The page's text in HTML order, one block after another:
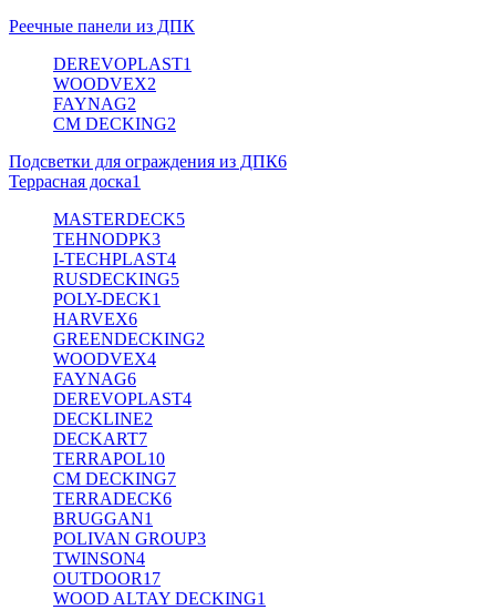
Реечные панели из ДПК
DEREVOPLAST1
WOODVEX2
FAYNAG2
CM DECKING2
Подсветки для ограждения из ДПК6
Террасная доска1
MASTERDECK5
TEHNODPK3
I-TECHPLAST4
RUSDECKING5
POLY-DECK1
HARVEX6
GREENDECKING2
WOODVEX4
FAYNAG6
DEREVOPLAST4
DECKLINE2
DECKART7
TERRAPOL10
CM DECKING7
TERRADECK6
BRUGGAN1
POLIVAN GROUP3
TWINSON4
OUTDOOR17
WOOD ALTAY DECKING1